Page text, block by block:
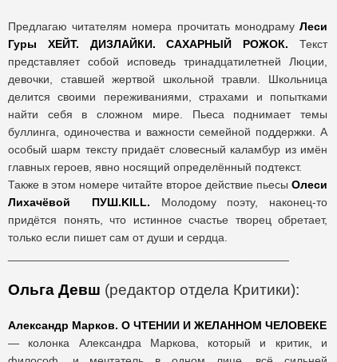
Предлагаю читателям номера прочитать монодраму Леси
Гуры ХЕЙТ. ДИЗЛАЙКИ. САХАРНЫЙ РОЖОК. Текст
представляет собой исповедь тринадцатилетней Люции,
девочки, ставшей жертвой школьной травли. Школьница
делится своими переживаниями, страхами и попытками
найти себя в сложном мире. Пьеса поднимает темы
буллинга, одиночества и важности семейной поддержки. А
особый шарм тексту придаёт словесный каламбур из имён
главных героев, явно носящий определённый подтекст.
Также в этом номере читайте второе действие пьесы Олеси
Лихачёвой
ПУШ.KILL. Молодому поэту, наконец-то
придётся понять, что истинное счастье творец обретает,
только если пишет сам от души и сердца.
Ольга Девш (редактор отдела Критики):
Александр Марков. О ЧТЕНИИ И ЖЕЛАННОМ ЧЕЛОВЕКЕ
― колонка Александра Маркова, который и критик, и